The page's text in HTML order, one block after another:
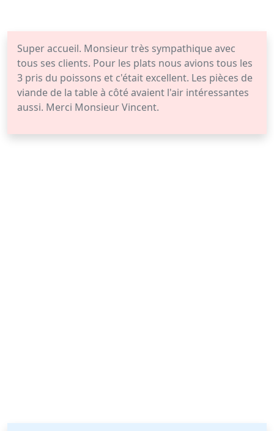
Super accueil. Monsieur très sympathique avec
tous ses clients. Pour les plats nous avions tous les
3 pris du poissons et c'était excellent. Les pièces de
viande de la table à côté avaient l'air intéressantes
aussi. Merci Monsieur Vincent.